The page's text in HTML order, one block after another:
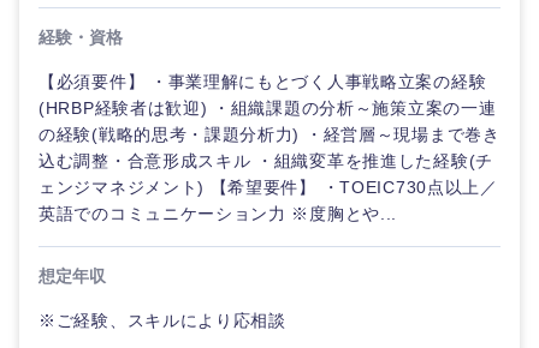
経験・資格
【必須要件】 ・事業理解にもとづく人事戦略立案の経験
(HRBP経験者は歓迎) ・組織課題の分析～施策立案の一連
の経験(戦略的思考・課題分析力) ・経営層～現場まで巻き
込む調整・合意形成スキル ・組織変革を推進した経験(チ
ェンジマネジメント) 【希望要件】 ・TOEIC730点以上／
英語でのコミュニケーション力 ※度胸とや...
想定年収
※ご経験、スキルにより応相談